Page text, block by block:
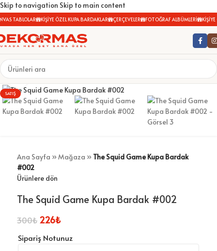
Skip to navigation Skip to main content
TABLOLAR KİŞİYE ÖZEL KUPA BARDAKLAR ÇERÇEVELER FOTOĞRAF ALBÜMLERİ KİŞİYE
SATIŞ
Büyütmek için tıklayın
Ana Sayfa »Mağaza » The Squid Game Kupa Bardak
#002
Ürünlere dön
The Squid Game Kupa Bardak #002
300₺ 226₺
Sipariş Notunuz